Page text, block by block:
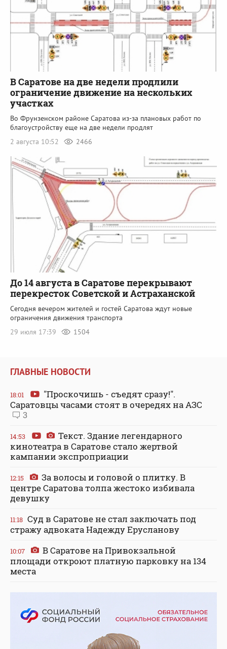
В Саратове на две недели продлили
ограничение движение на нескольких
участках
Во Фрунзенском районе Саратова из-за плановых работ по
благоустройству еще на две недели продлят
2 августа 10:52
2466
До 14 августа в Саратове перекрывают
перекресток Советской и Астраханской
Сегодня вечером жителей и гостей Саратова ждут новые
ограничения движения транспорта
29 июля 17:39
1504
ГЛАВНЫЕ НОВОСТИ
18:01
"Проскочишь - съедят сразу!".
Саратовцы часами стоят в очередях на АЗС
3
14:53
Текст. Здание легендарного
кинотеатра в Саратове стало жертвой
кампании экспроприации
12:15
За волосы и головой о плитку. В
центре Саратова толпа жестоко избивала
девушку
11:18 Суд в Саратове не стал заключать под
стражу адвоката Надежду Ерусланову
10:07
В Саратове на Привокзальной
площади откроют платную парковку на 134
места